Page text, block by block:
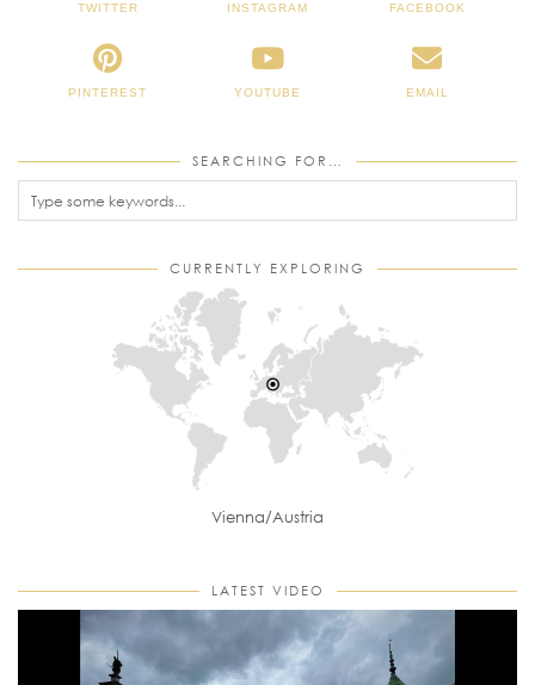
TWITTER INSTAGRAM FACEBOOK
PINTEREST YOUTUBE EMAIL
SEARCHING FOR…
CURRENTLY EXPLORING
Vienna/Austria
LATEST VIDEO